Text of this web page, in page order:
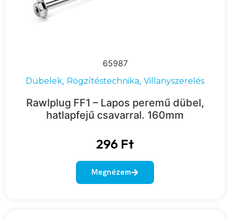
65987
Dübelek, Rögzítéstechnika, Villanyszerelés
Rawlplug FF1 – Lapos peremű dübel,
hatlapfejű csavarral. 160mm
296 Ft
Megnézem